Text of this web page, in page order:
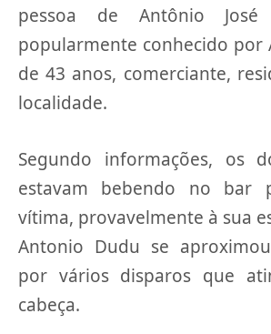
pessoa de Antônio
popularmente conhecido por
de 43 anos, comerciante,
localidade.
Segundo informações, os
estavam bebendo no bar
vítima, provavelmente à sua
Antonio Dudu se
por vários disparos que
cabeça.